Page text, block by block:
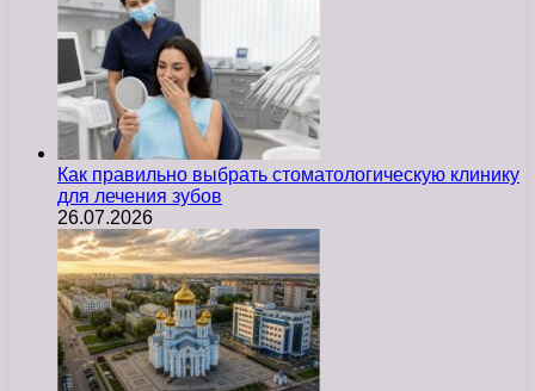
Как правильно выбрать стоматологическую клинику
для лечения зубов
26.07.2026